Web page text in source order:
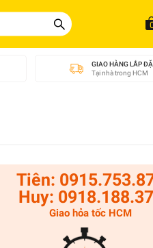
GIAO HÀNG LẮP
Tại nhà trong HCM
Tiên:
Huy:
Giao hỏa tốc HCM